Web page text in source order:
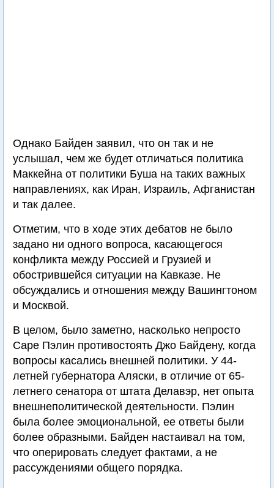
Однако Байден заявил, что он так и не
услышал, чем же будет отличаться политика
Маккейна от политики Буша на таких важных
направлениях, как Иран, Израиль, Афганистан
и так далее.
Отметим, что в ходе этих дебатов не было
задано ни одного вопроса, касающегося
конфликта между Россией и Грузией и
обострившейся ситуации на Кавказе. Не
обсуждались и отношения между Вашингтоном
и Москвой.
В целом, было заметно, насколько непросто
Саре Пэлин противостоять Джо Байдену, когда
вопросы касались внешней политики. У 44-
летней губернатора Аляски, в отличие от 65-
летнего сенатора от штата Делавэр, нет опыта
внешнеполитической деятельности. Пэлин
была более эмоциональной, ее ответы были
более образными. Байден настаивал на том,
что оперировать следует фактами, а не
рассуждениями общего порядка.